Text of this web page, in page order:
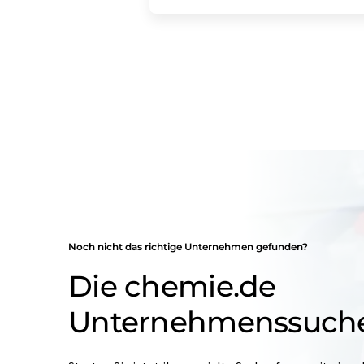
Noch nicht das richtige Unternehmen gefunden?
Die chemie.de